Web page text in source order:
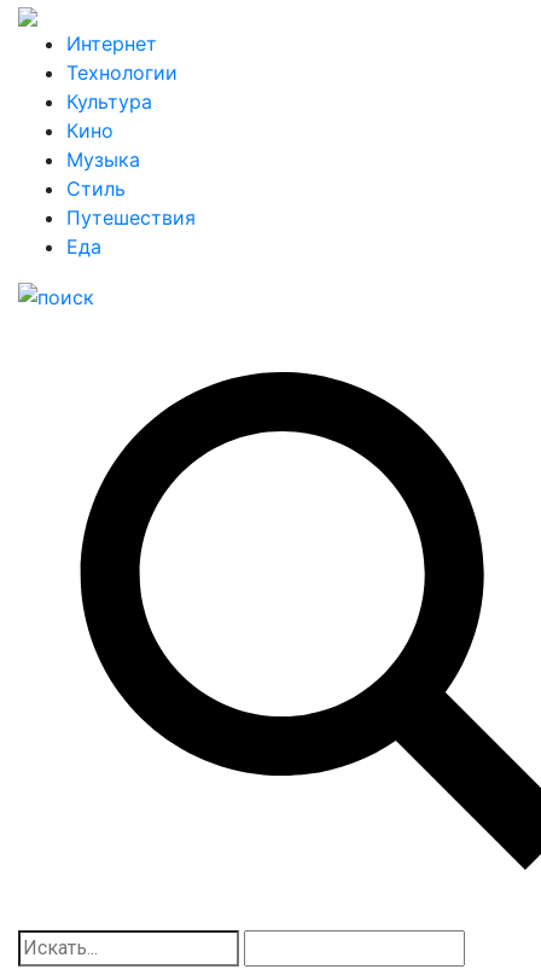
Интернет
Технологии
Культура
Кино
Музыка
Стиль
Путешествия
Еда